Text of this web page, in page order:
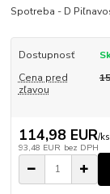
Spotreba - D
Dostupnosť
Cena pred
zľavou
114,98 EUR/ks
93,48 EUR bez DPH